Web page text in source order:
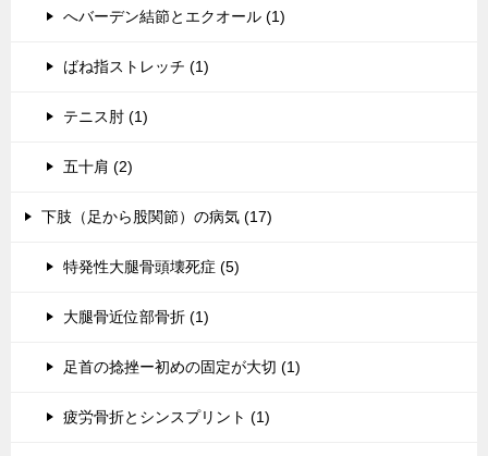
へバーデン結節とエクオール (1)
ばね指ストレッチ (1)
テニス肘 (1)
五十肩 (2)
下肢（足から股関節）の病気 (17)
特発性大腿骨頭壊死症 (5)
大腿骨近位部骨折 (1)
足首の捻挫ー初めの固定が大切 (1)
疲労骨折とシンスプリント (1)